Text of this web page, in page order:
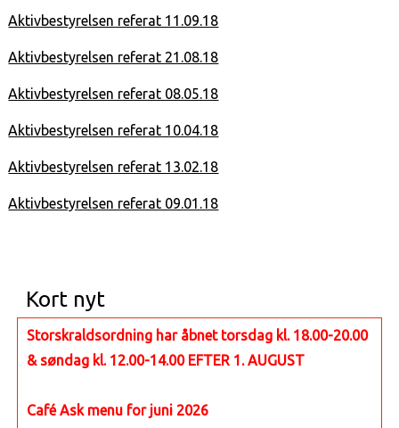
Aktivbestyrelsen referat 11.09.18
Aktivbestyrelsen referat 21.08.18
Aktivbestyrelsen referat 08.05.18
Aktivbestyrelsen referat 10.04.18
Aktivbestyrelsen referat 13.02.18
Aktivbestyrelsen referat 09.01.18
Kort nyt
Storskraldsordning har åbnet torsdag kl. 18.00-20.00
& søndag kl. 12.00-14.00 EFTER 1. AUGUST
Café Ask menu for juni 2026